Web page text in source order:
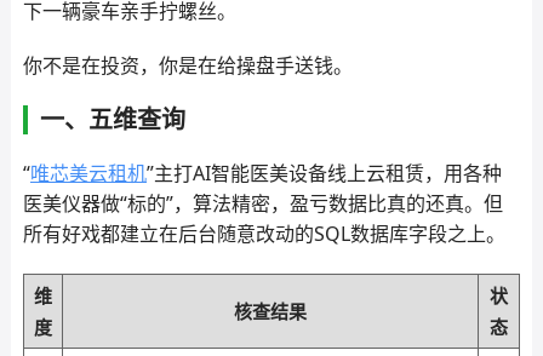
下一辆豪车亲手拧螺丝。
你不是在投资，你是在给操盘手送钱。
一、五维查询
“唯芯美云租机”主打AI智能医美设备线上云租赁，用各种
医美仪器做“标的”，算法精密，盈亏数据比真的还真。但
所有好戏都建立在后台随意改动的SQL数据库字段之上。
维
度
核查结果
状
态